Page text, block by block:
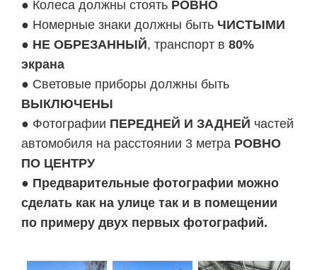
● Колеса должны стоять РОВНО
● Номерные знаки должны быть ЧИСТЫМИ
● НЕ ОБРЕЗАННЫЙ, транспорт в 80%
экрана
● Световые приборы должны быть
ВЫКЛЮЧЕНЫ
● Фотографии ПЕРЕДНЕЙ И ЗАДНЕЙ частей
автомобиля на расстоянии 3 метра РОВНО
ПО ЦЕНТРУ
● Предварительные фотографии можно
сделать как на улице так и в помещении
по примеру двух первых фотографий.